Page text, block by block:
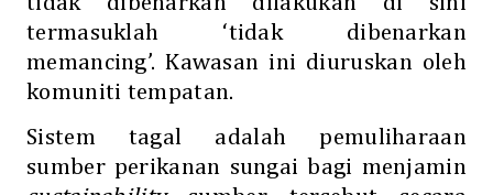
termasuklah ‘tidak dibenarkan
memancing’. Kawasan ini diuruskan oleh
komuniti tempatan.
Sistem tagal adalah pemuliharaan
sumber perikanan sungai bagi menjamin